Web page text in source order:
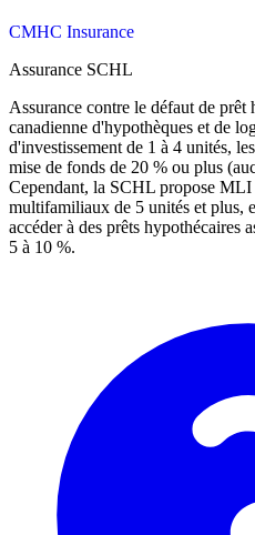
CMHC Insurance
Assurance SCHL
Assurance contre le défaut de prêt
canadienne d'hypothèques et de
d'investissement de 1 à 4 unités,
mise de fonds de 20 % ou plus
Cependant, la SCHL propose MLI
multifamiliaux de 5 unités et plus,
accéder à des prêts hypothécaires
5 à 10 %.